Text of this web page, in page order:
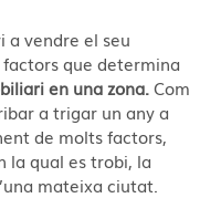
a vendre el seu
que determina
en una zona.Com
a trigar un any a
de molts factors,
la qual es trobi, la
mateixa ciutat.